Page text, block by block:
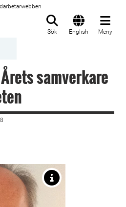
Sök English Meny
samverkare